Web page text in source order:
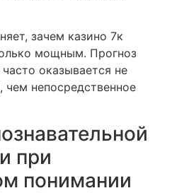
зачем казино 7к
мощным. Прогноз
оказывается не
непосредственное
при
понимании